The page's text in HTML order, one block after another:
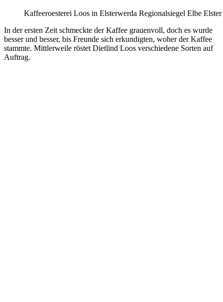
Kaffeeroesterei Loos in Elsterwerda Regionalsiegel Elbe
In der ersten Zeit schmeckte der Kaffee grauenvoll, doch es wurde
besser und besser, bis Freunde sich erkundigten, woher der Kaffee
stammte. Mittlerweile röstet Dietlind Loos verschiedene Sorten auf
Auftrag.